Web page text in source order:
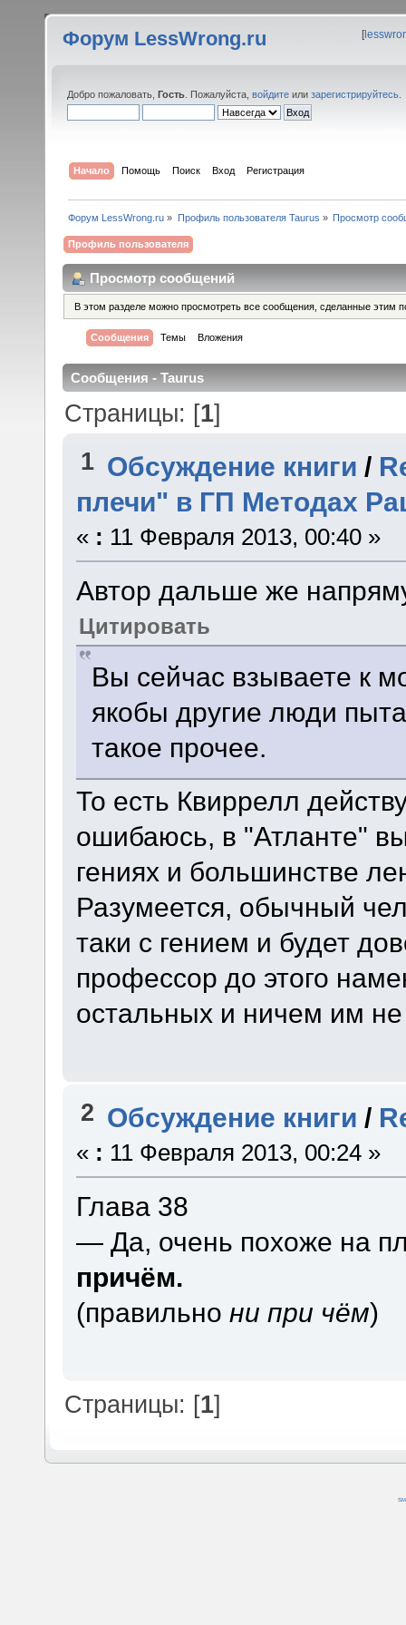
Форум LessWrong.ru [
Добро пожаловать, Гость . Пожалуйста, войдите или зарегистрируйтесь
Начало Помощь Поиск Вход Регистрация
Форум LessWrong.ru » Профиль пользователя Taurus » Просмотр
Профиль пользователя
Просмотр сообщений
В этом разделе можно просмотреть все сообщения, сделанные этим
Сообщения Темы Вложения
Сообщения - Taurus
Страницы: [1]
1 Обсуждение книги /
плечи" в ГП Методах
« : 11 Февраля 2013, 00:40 »
Автор дальше же
Цитировать
Вы сейчас взываете к
якобы другие люди
такое прочее.
То есть Квиррелл
ошибаюсь, в "Атланте"
гениях и большинстве
Разумеется, обычный
таки с гением и будет
профессор до этого
остальных и ничем им не
2 Обсуждение книги /
« : 11 Февраля 2013, 00:24 »
Глава 38
— Да, очень похоже на
причём.
(правильно ни при чём)
Страницы: [1]